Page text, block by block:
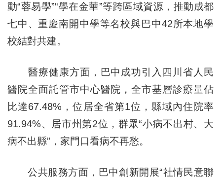
動“蓉易學”“學在金華”等跨區域資源，推動成都
七中、重慶南開中學等名校與巴中42所本地學
校結對共建。
醫療健康方面，巴中成功引入四川省人民
醫院全面託管市中心醫院，全市基層診療量佔
比達67.48%，位居全省第1位，縣域內住院率
91.94%、居市州第2位，群眾“小病不出村、大
病不出縣”，家門口看病不再愁。
公共服務方面，巴中創新開展“社情民意聯